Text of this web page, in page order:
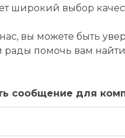
широкий выбор
вы можете быть
помочь вам
сообщение для